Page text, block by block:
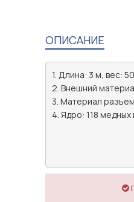
ОПИСАНИЕ
1. Длина: 3 м, вес: 50
2. Внешний
3. Материал
4. Ядро: 118 медных